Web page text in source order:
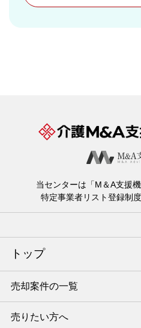
当センターは「M＆A支援
特定事業者リスト登録制
トップ
売却案件の一覧
売りたい方へ